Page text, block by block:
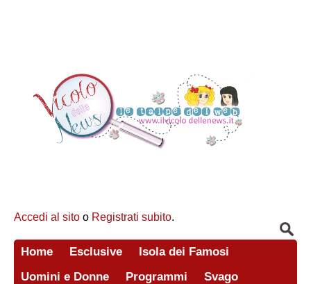
Accedi al sito o Registrati subito.
Home Esclusive
Isola dei Famosi
Uomini e Donne
Programmi
Svago